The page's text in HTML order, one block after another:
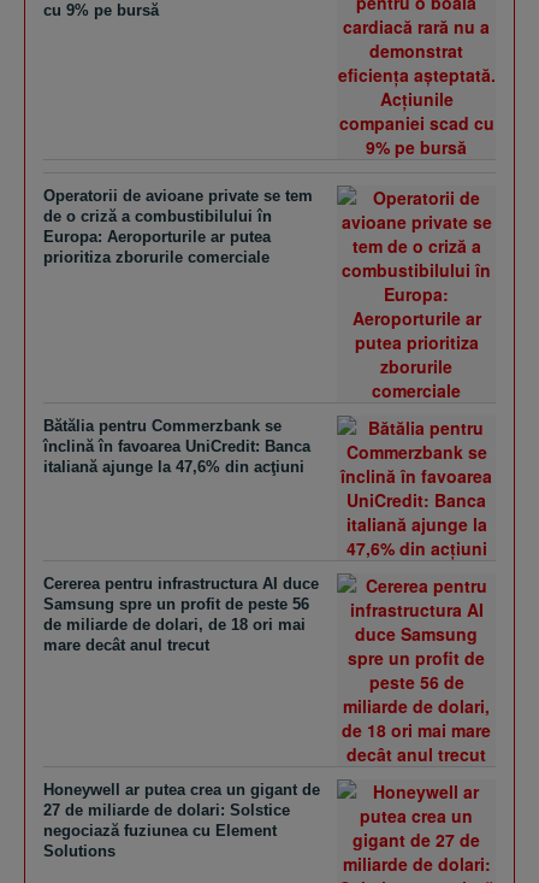
cu 9% pe bursă
Operatorii de avioane private se tem
de o criză a combustibilului în
Europa: Aeroporturile ar putea
prioritiza zborurile comerciale
Bătălia pentru Commerzbank se
înclină în favoarea UniCredit: Banca
italiană ajunge la 47,6% din acţiuni
Cererea pentru infrastructura AI duce
Samsung spre un profit de peste 56
de miliarde de dolari, de 18 ori mai
mare decât anul trecut
Honeywell ar putea crea un gigant de
27 de miliarde de dolari: Solstice
negociază fuziunea cu Element
Solutions